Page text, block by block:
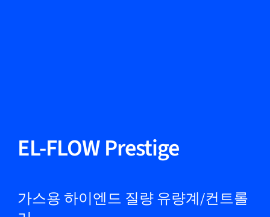
제품
마켓
EL-FLOW Prestige
가스용 하이엔드 질량 유량계/컨트롤